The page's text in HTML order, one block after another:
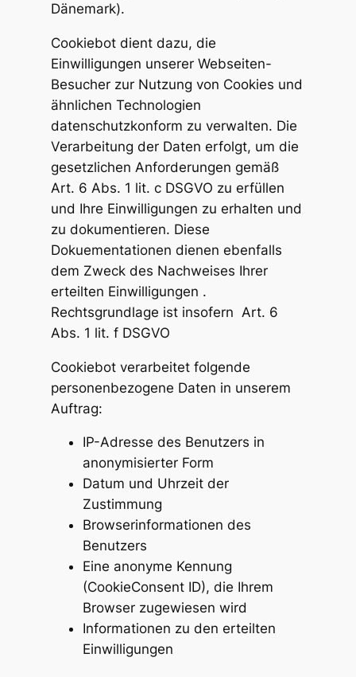
Dänemark).
Cookiebot dient dazu, die
Einwilligungen unserer Webseiten-
Besucher zur Nutzung von Cookies und
ähnlichen Technologien
datenschutzkonform zu verwalten. Die
Verarbeitung der Daten erfolgt, um die
gesetzlichen Anforderungen gemäß
Art. 6 Abs. 1 lit. c DSGVO zu erfüllen
und Ihre Einwilligungen zu erhalten und
zu dokumentieren. Diese
Dokuementationen dienen ebenfalls
dem Zweck des Nachweises Ihrer
erteilten Einwilligungen .
Rechtsgrundlage ist insofern Art. 6
Abs. 1 lit. f DSGVO
Cookiebot verarbeitet folgende
personenbezogene Daten in unserem
Auftrag:
IP-Adresse des Benutzers in
anonymisierter Form
Datum und Uhrzeit der
Zustimmung
Browserinformationen des
Benutzers
Eine anonyme Kennung
(CookieConsent ID), die Ihrem
Browser zugewiesen wird
Informationen zu den erteilten
Einwilligungen